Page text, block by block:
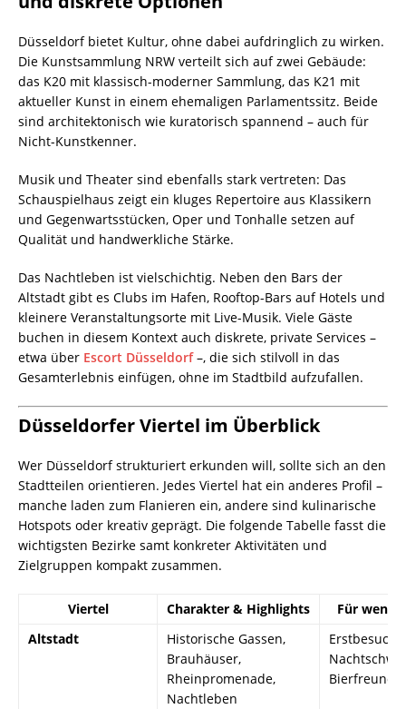
Düsseldorf bietet Kultur, ohne dabei aufdringlich zu wirken.
Die Kunstsammlung NRW verteilt sich auf zwei Gebäude:
das K20 mit klassisch-moderner Sammlung, das K21 mit
aktueller Kunst in einem ehemaligen Parlamentssitz. Beide
sind architektonisch wie kuratorisch spannend – auch für
Nicht-Kunstkenner.
Musik und Theater sind ebenfalls stark vertreten: Das
Schauspielhaus zeigt ein kluges Repertoire aus Klassikern
und Gegenwartsstücken, Oper und Tonhalle setzen auf
Qualität und handwerkliche Stärke.
Das Nachtleben ist vielschichtig. Neben den Bars der
Altstadt gibt es Clubs im Hafen, Rooftop-Bars auf Hotels und
kleinere Veranstaltungsorte mit Live-Musik. Viele Gäste
buchen in diesem Kontext auch diskrete, private Services –
etwa über Escort Düsseldorf–, die sich stilvoll in das
Gesamterlebnis einfügen, ohne im Stadtbild aufzufallen.
Düsseldorfer Viertel im Überblick
Wer Düsseldorf strukturiert erkunden will, sollte sich an den
Stadtteilen orientieren. Jedes Viertel hat ein anderes Profil –
manche laden zum Flanieren ein, andere sind kulinarische
Hotspots oder kreativ geprägt. Die folgende Tabelle fasst die
wichtigsten Bezirke samt konkreter Aktivitäten und
Zielgruppen kompakt zusammen.
Viertel Charakter & Highlights
Für wen
Altstadt
Historische Gassen,
Brauhäuser,
Rheinpromenade,
Nachtleben
Bierfreunde